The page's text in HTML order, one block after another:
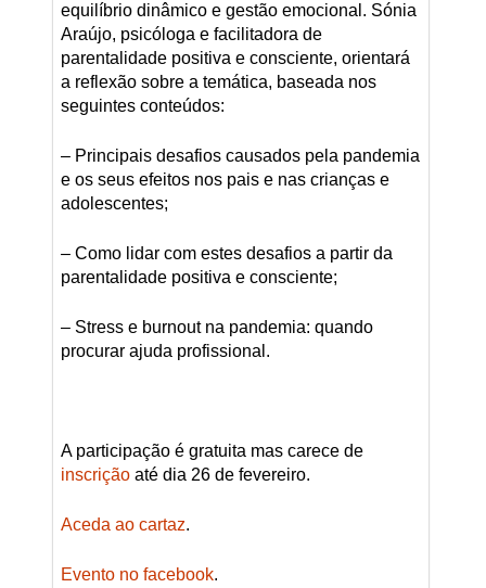
equilíbrio dinâmico e gestão emocional. Sónia
Araújo, psicóloga e facilitadora de
parentalidade positiva e consciente, orientará
a reflexão sobre a temática, baseada nos
seguintes conteúdos:
– Principais desafios causados pela pandemia
e os seus efeitos nos pais e nas crianças e
adolescentes;
– Como lidar com estes desafios a partir da
parentalidade positiva e consciente;
– Stress e burnout na pandemia: quando
procurar ajuda profissional.
A participação é gratuita mas carece de
inscriçãoaté dia 26 de fevereiro.
Aceda ao cartaz.
Evento no facebook.